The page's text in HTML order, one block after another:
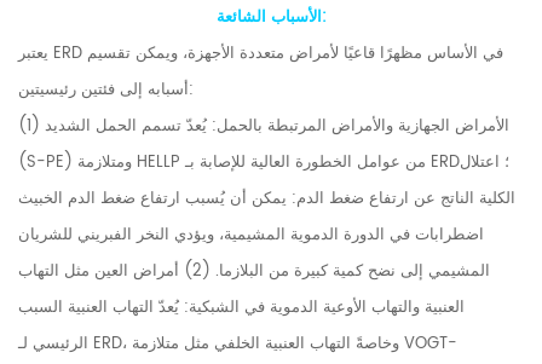
الأسباب الشائعة:
يعتبر ERD في الأساس مظهرًا قاعيًا لأمراض متعددة الأجهزة، ويمكن تقسيم
أسبابه إلى فئتين رئيسيتين:
(1) الأمراض الجهازية والأمراض المرتبطة بالحمل: يُعدّ تسمم الحمل الشديد
(S-PE) ومتلازمة HELLP من عوامل الخطورة العالية للإصابة بـ ERD؛ اعتلال
الكلية الناتج عن ارتفاع ضغط الدم: يمكن أن يُسبب ارتفاع ضغط الدم الخبيث
اضطرابات في الدورة الدموية المشيمية، ويؤدي النخر الفبريني للشريان
المشيمي إلى نضح كمية كبيرة من البلازما. (2) أمراض العين مثل التهاب
العنبية والتهاب الأوعية الدموية في الشبكية: يُعدّ التهاب العنبية السبب
الرئيسي لـ ERD، وخاصةً التهاب العنبية الخلفي مثل متلازمة VOGT-